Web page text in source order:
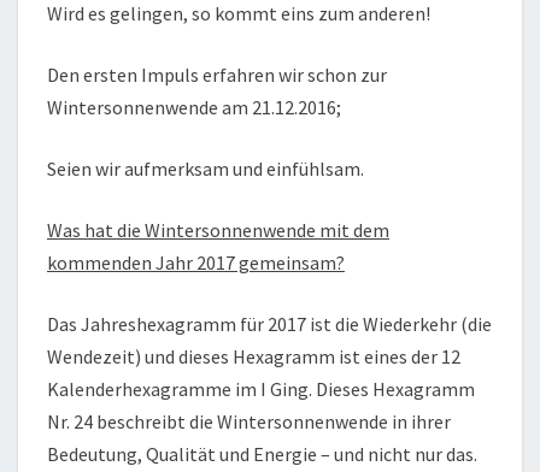
Wird es gelingen, so kommt eins zum anderen!
Den ersten Impuls erfahren wir schon zur
Wintersonnenwende am 21.12.2016;
Seien wir aufmerksam und einfühlsam.
Was hat die Wintersonnenwende mit dem
kommenden Jahr 2017 gemeinsam?
Das Jahreshexagramm für 2017 ist die Wiederkehr (die
Wendezeit) und dieses Hexagramm ist eines der 12
Kalenderhexagramme im I Ging. Dieses Hexagramm
Nr. 24 beschreibt die Wintersonnenwende in ihrer
Bedeutung, Qualität und Energie – und nicht nur das.